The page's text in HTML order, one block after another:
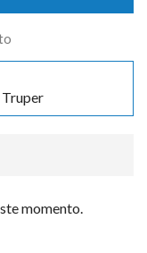
momento.